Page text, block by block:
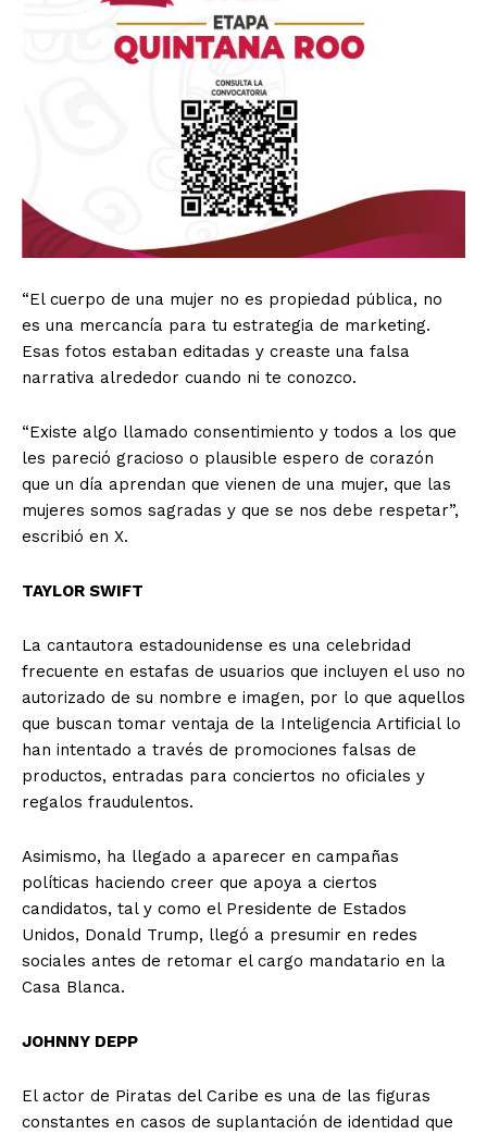
“El cuerpo de una mujer no es propiedad pública, no
es una mercancía para tu estrategia de marketing.
Esas fotos estaban editadas y creaste una falsa
narrativa alrededor cuando ni te conozco.
“Existe algo llamado consentimiento y todos a los que
les pareció gracioso o plausible espero de corazón
que un día aprendan que vienen de una mujer, que las
mujeres somos sagradas y que se nos debe respetar”,
escribió en X.
TAYLOR SWIFT
La cantautora estadounidense es una celebridad
frecuente en estafas de usuarios que incluyen el uso no
autorizado de su nombre e imagen, por lo que aquellos
que buscan tomar ventaja de la Inteligencia Artificial lo
han intentado a través de promociones falsas de
productos, entradas para conciertos no oficiales y
regalos fraudulentos.
Asimismo, ha llegado a aparecer en campañas
políticas haciendo creer que apoya a ciertos
candidatos, tal y como el Presidente de Estados
Unidos, Donald Trump, llegó a presumir en redes
sociales antes de retomar el cargo mandatario en la
Casa Blanca.
JOHNNY DEPP
El actor de Piratas del Caribe es una de las figuras
constantes en casos de suplantación de identidad que